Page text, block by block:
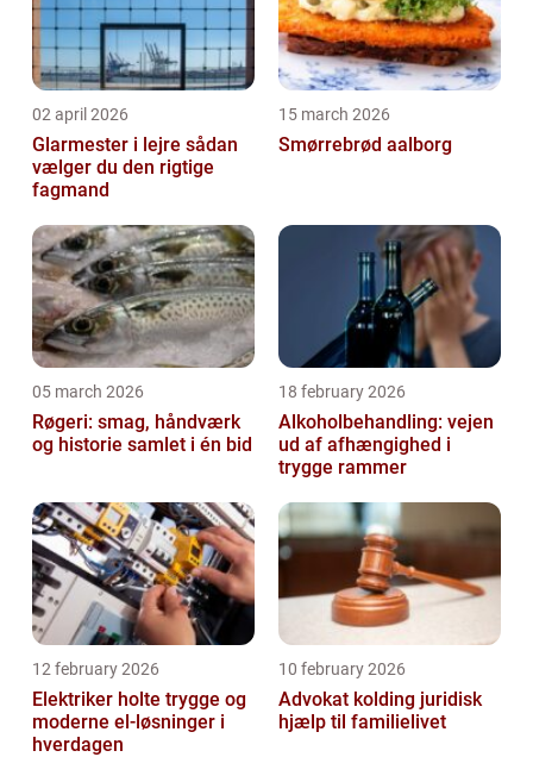
02 april 2026
Glarmester i lejre sådan
vælger du den rigtige
fagmand
15 march 2026
Smørrebrød aalborg
05 march 2026
Røgeri: smag, håndværk
og historie samlet i én bid
18 february 2026
Alkoholbehandling: vejen
ud af afhængighed i
trygge rammer
12 february 2026
Elektriker holte trygge og
moderne el-løsninger i
hverdagen
10 february 2026
Advokat kolding juridisk
hjælp til familielivet